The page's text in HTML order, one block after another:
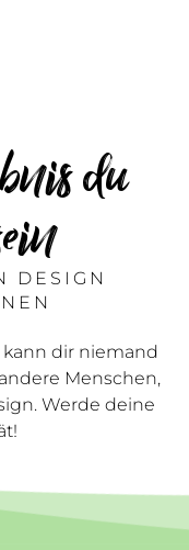
du
DESIGN
kann dir niemand
Menschen,
Werde deine